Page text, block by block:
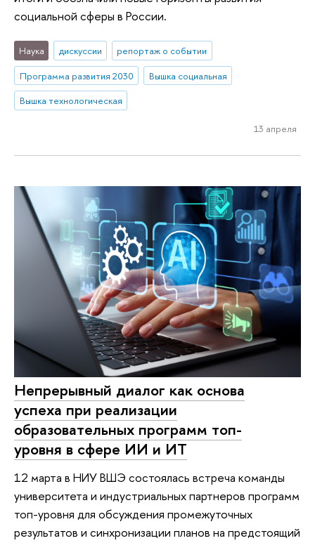
социальной сферы в России.
Наука дискуссии
репортаж о событии
Программа развития 2030
Вышка социальная
Вышка технологическая
13 апреля
Непрерывный диалог как основа
успеха при реализации
образовательных программ топ-
уровня в сфере ИИ и ИТ
12 марта в НИУ ВШЭ состоялась встреча команды
университета и индустриальных партнеров программ
топ-уровня для обсуждения промежуточных
результатов и синхронизации планов на предстоящий